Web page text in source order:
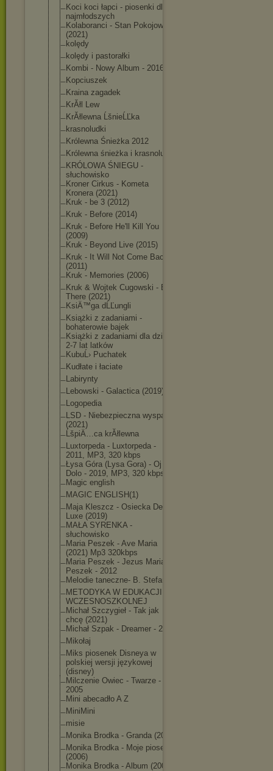
Koci koci łapci - piosenki dla
najmłodszych
Kolaboranci - Stan Pokojowy
(2021)
kolędy
kolędy i pastorałki
Kombi - Nowy Album - 2016
Kopciuszek
Kraina zagadek
KrĂłl Lew
KrĂłlewna ĹšnieĹĽka
krasnoludki
Królewna Śnieżka 2012
Królewna śnieżka i krasnoludki
KRÓLOWA ŚNIEGU -
słuchowisko
Kroner Cirkus - Kometa
Kronera (2021)
Kruk - be 3 (2012)
Kruk - Before (2014)
Kruk - Before He'll Kill You
(2009)
Kruk - Beyond Live (2015)
Kruk - It Will Not Come Back
(2011)
Kruk - Memories (2006)
Kruk & Wojtek Cugowski - Be
There (2021)
KsiÄ™ga dĹĽungli
Książki z zadaniami -
bohaterowie bajek
Książki z zadaniami dla dzieci
2-7 lat latków
KubuĹ› Puchatek
Kudłate i łaciate
Labirynty
Lebowski - Galactica (2019)
Logopedia
LSD - Niebezpieczna wyspa
(2021)
ĹšpiÄ…ca krĂłlewna
Luxtorpeda - Luxtorpeda -
2011, MP3, 320 kbps
Łysa Góra (Lysa Gora) - Oj
Dolo - 2019, MP3, 320 kbps
Magic english
MAGIC ENGLISH(1)
Maja Kleszcz - Osiecka De
Luxe (2019)
MAŁA SYRENKA -
słuchowisko
Maria Peszek - Ave Maria
(2021) Mp3 320kbps
Maria Peszek - Jezus Maria
Peszek - 2012
Melodie taneczne- B. Stefan
METODYKA W EDUKACJI
WCZESNOSZKOLNEJ
Michał Szczygieł - Tak jak
chcę (2021)
Michał Szpak - Dreamer - 2018
Mikołaj
Miks piosenek Disneya w
polskiej wersji językowej
(disney)
Milczenie Owiec - Twarze -
2005
Mini abecadło A Z
MiniMini
misie
Monika Brodka - Granda (2010)
Monika Brodka - Moje piosenki
(2006)
Monika Brodka - Album (2004)